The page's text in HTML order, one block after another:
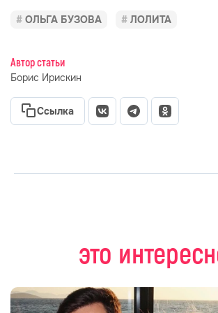
ОЛЬГА БУЗОВА ЛОЛИТА
Автор статьи
Борис Ирискин
Ссылка
это